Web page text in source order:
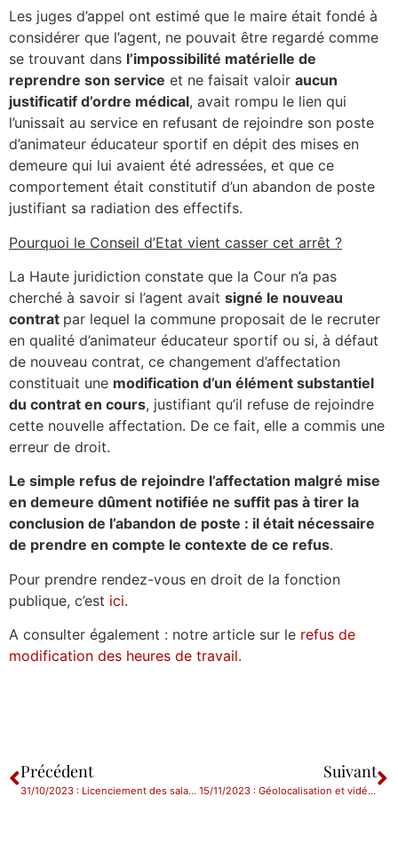
Les juges d’appel ont estimé que le maire était fondé à
considérer que l’agent, ne pouvait être regardé comme
se trouvant dans l’impossibilité matérielle de
reprendre son service et ne faisait valoir aucun
justificatif d’ordre médical, avait rompu le lien qui
l’unissait au service en refusant de rejoindre son poste
d’animateur éducateur sportif en dépit des mises en
demeure qui lui avaient été adressées, et que ce
comportement était constitutif d’un abandon de poste
justifiant sa radiation des effectifs.
Pourquoi le Conseil d’Etat vient casser cet arrêt ?
La Haute juridiction constate que la Cour n’a pas
cherché à savoir si l’agent avait signé le nouveau
contrat par lequel la commune proposait de le recruter
en qualité d’animateur éducateur sportif ou si, à défaut
de nouveau contrat, ce changement d’affectation
constituait une modification d’un élément substantiel
du contrat en cours, justifiant qu’il refuse de rejoindre
cette nouvelle affectation. De ce fait, elle a commis une
erreur de droit.
Le simple refus de rejoindre l’affectation malgré mise
en demeure dûment notifiée ne suffit pas à tirer la
conclusion de l’abandon de poste : il était nécessaire
de prendre en compte le contexte de ce refus.
Pour prendre rendez-vous en droit de la fonction
publique, c’est ici.
A consulter également : notre article sur le refus de
modification des heures de travail.
Précédent
31/10/2023 : Licenciement des salariés candidats aux élections : une erreur à éviter !
Suivant
15/11/2023 : Géolocalisation et vidéosurveillance des salariés : la CNIL sanctionne.